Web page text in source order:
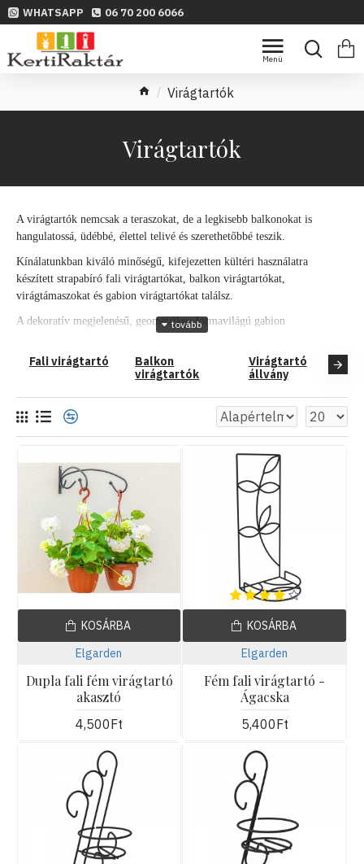
WHATSAPP 06 70 200 6066
Virágtartók
Virágtartók
A virágtartók nemcsak a teraszokat, de a legkisebb balkonokat is
hangulatossá, üdébbé, élettel telivé és szerethetőbbé teszik.
Kínálatunkban kiváló minőségű, kifejezetten kültéri használatra
készített strapabíró fali virágtartókat, balkon virágtartókat,
virágtámaszokat és gabion virágtartókat találsz.
A dekoratív megjelenésű, geometrikus formavilágú gabion
is egyben, a balkon virágtartók és virágtámaszok pedig szinte
észrevétlenül járulnak hozzá, hogy növényeink teljes szépségükben
Gabion virágtartók, virágláda tartók, fali és balkon virágtartók,
megannyi lehetőség, hogy apró részleteiben is saját ízlésünk szerint
Fali virágtartó
Balkon
virágtartók
Virágtartó
állvány
Elgarden
Dupla fali fém virágtartó
akasztó
4,500Ft
KOSÁRBA
Elgarden
Fém fali virágtartó -
Ágacska
5,400Ft
KOSÁRBA